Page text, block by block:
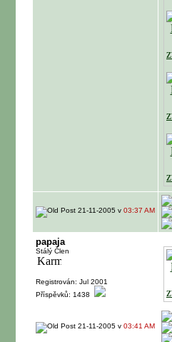
21-11-2005 v 03:37 AM
papaja
Stálý Člen
Registrován: Jul 2001
Příspěvků: 1438
21-11-2005 v 03:41 AM